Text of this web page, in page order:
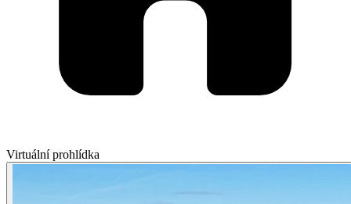
Virtuální prohlídka